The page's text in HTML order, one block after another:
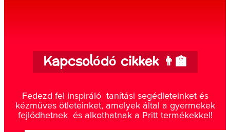
Kapcsolódó cikkek 👨‍🏫
Fedezd fel inspiráló tanítási segédleteinket és
kézműves ötleteinket, amelyek által a gyermekek
fejlődhetnek és alkothatnak a Pritt termékekkel!